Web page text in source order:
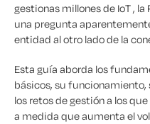
gestionas millones de IoT ,
una pregunta
entidad al otro lado de la
Esta guía aborda los
básicos, su
los retos de gestión a los
a medida que aumenta el